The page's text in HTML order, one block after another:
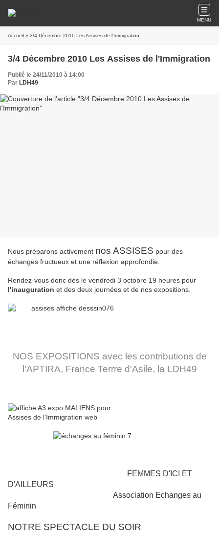
MENU
Accueil » 3/4 Décembre 2010 Les Assises de l'Immigration
3/4 Décembre 2010 Les Assises de l'Immigration
Publié le 24/11/2010 à 14:00
Par LDH49
Nous préparons activement nos ASSISES pour des
échanges fructueux et une réflexion approfondie.
Rendez-vous donc dès le vendredi 3 octobre 19 heures pour
l'inauguration et des deux journées et de nos expositions.
NOS EXPOSITIONS avec les contributions de
l'APTIRA, France Terrre d'Asile, la LDH49
FEMMES D'ICI ET
D'AILLEURS
Association Echanges au
Féminin
NOTRE SPECTACLE DU SOIR